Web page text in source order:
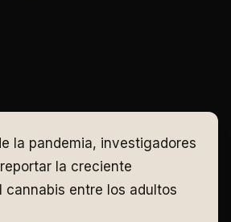
la pandemia, investigadores
la creciente
cannabis entre los adultos